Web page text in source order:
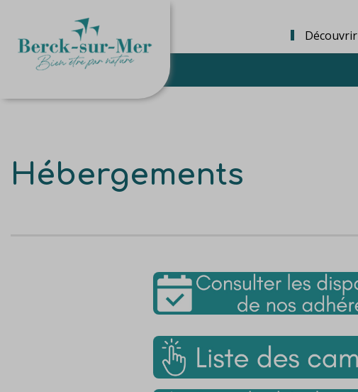
Découvrir
Hébergements